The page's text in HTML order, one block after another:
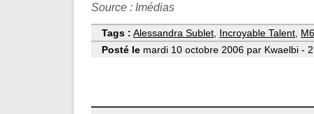
Source : Imédias
Tags : Alessandra Sublet Incroyable Talent M6
Posté le mardi 10 octobre 2006 par Kwaelbi -